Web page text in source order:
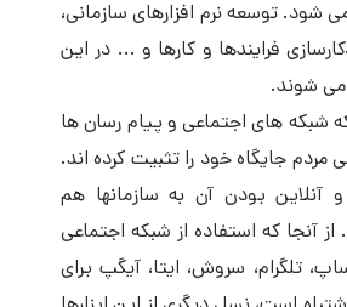
شود. توسعه نرم افزارهای سازمانی،
فرایندها و کارها و ... در این
می شوند.
شبکه های اجتماعی و پیام رسان ها
جایگاه خود را تثبیت کرده اند.
بودن آن به سازمانها هم
آنجا که استفاده از شبکه اجتماعی
تلگرام، سروش، ایتا، آیگپ برای